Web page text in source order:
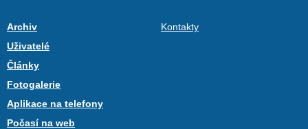
Archiv
Uživatelé
Články
Fotogalerie
Aplikace na telefony
Počasí na web
Kontakty